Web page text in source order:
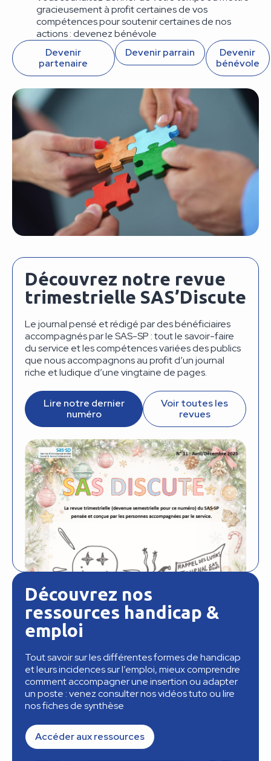
gracieusement à profit certaines de vos
compétences pour soutenir certaines de nos
actions : devenez bénévole
Devenir
partenaire
Devenir parrain
Devenir
bénévole
Découvrez notre revue
trimestrielle SAS’Discute
Le journal pensé et rédigé par des bénéficiaires
accompagnés par le SAS-SP : tout le savoir-faire
du service et les compétences variées des publics
que nous accompagnons au profit d’un journal
riche et ludique d’une vingtaine de pages.
Lire notre dernier
numéro
Voir toutes les
revues
Découvrez nos
ressources handicap &
emploi
Tout savoir sur les différentes formes de handicap
et leurs incidences sur l’emploi, mieux comprendre
comment accompagner une insertion ou adapter
un poste : venez consulter nos vidéos tuto ou lire
nos fiches de synthèse
Accéder aux ressources